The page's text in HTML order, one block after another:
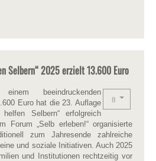
Selbern“ 2025 erzielt 13.600 Euro
beeindruckenden
Euro hat die 23. Auflage
Selbern“ erfolgreich
Forum „Selb erleben!“ organisierte
zum Jahresende zahlreiche
und soziale Initiativen. Auch 2025
und Institutionen rechtzeitig vor